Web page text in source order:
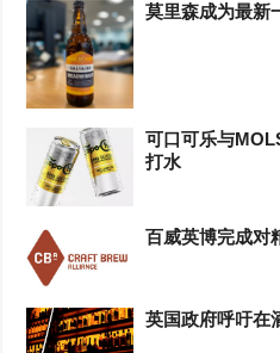
莫里森成为最新
可口可乐与
打水
百威英博完成对
英国政府呼吁在